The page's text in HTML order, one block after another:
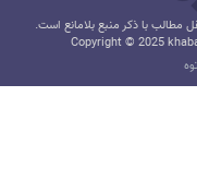
با ذکر منبع بلامانع است.
Copyright © 2025